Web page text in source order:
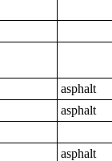
asphalt
asphalt
asphalt